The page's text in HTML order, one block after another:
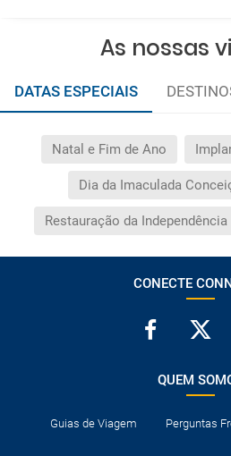
pendente de confirmação.
Quais as condições gerais nas
Quais as taxas de entrada e
aeroporto para o hotel, ou vice-
As nossas
DATAS ESPECIAIS
Natal e Fim de Ano
Dia da Imaculada
Restauração da Independência
CONECTE
QUEM
Guias de Viagem Perguntas